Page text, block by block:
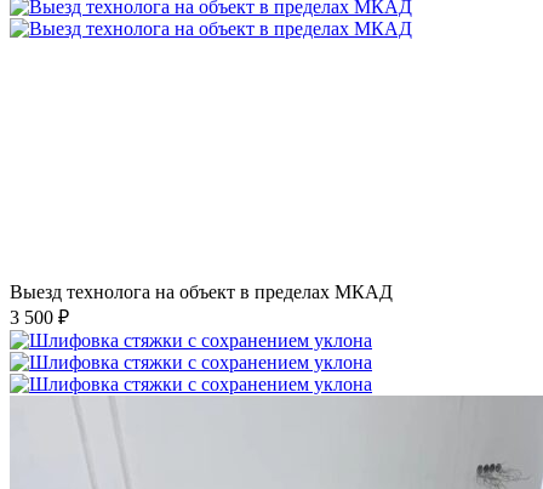
Выезд технолога на объект в пределах МКАД
3 500 ₽